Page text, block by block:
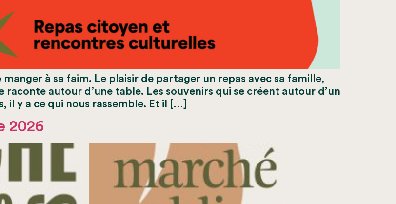
manger à sa faim. Le plaisir de partager un repas avec sa famille,
raconte autour d’une table. Les souvenirs qui se créent autour d’un
il y a ce qui nous rassemble. Et il […]
2026